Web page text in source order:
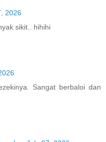
2026
sikit.. hihihi
Sangat berbaloi dan